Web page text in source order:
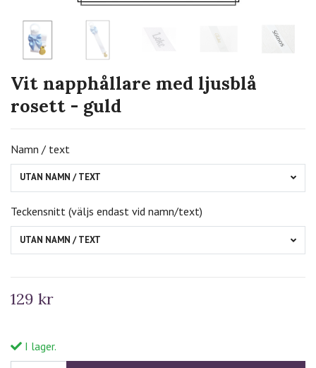
Vit napphållare med ljusblå
rosett - guld
Namn / text
UTAN NAMN / TEXT
Teckensnitt (väljs endast vid namn/text)
UTAN NAMN / TEXT
129 kr
I lager.